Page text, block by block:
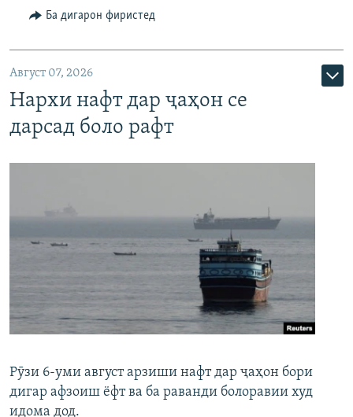
Ба дигарон фиристед
Август 07, 2026
Нархи нафт дар ҷаҳон се
дарсад боло рафт
Рӯзи 6-уми август арзиши нафт дар ҷаҳон бори
дигар афзоиш ёфт ва ба раванди болоравии худ
идома дод.